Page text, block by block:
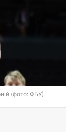
(фото: ФБУ)